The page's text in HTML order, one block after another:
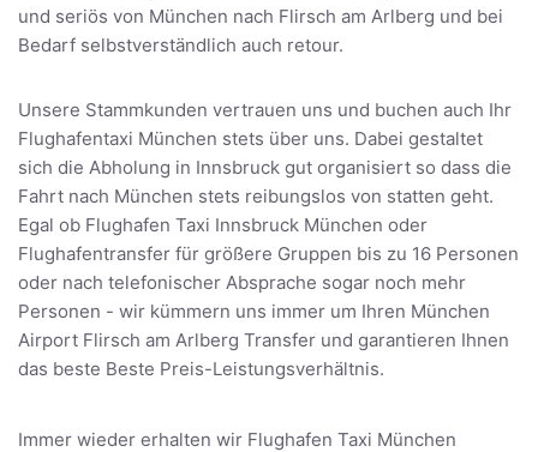
und seriös von München nach Flirsch am Arlberg und bei
Bedarf selbstverständlich auch retour.
Unsere Stammkunden vertrauen uns und buchen auch Ihr
Flughafentaxi München stets über uns. Dabei gestaltet
sich die Abholung in Innsbruck gut organisiert so dass die
Fahrt nach München stets reibungslos von statten geht.
Egal ob Flughafen Taxi Innsbruck München oder
Flughafentransfer für größere Gruppen bis zu 16 Personen
oder nach telefonischer Absprache sogar noch mehr
Personen - wir kümmern uns immer um Ihren München
Airport Flirsch am Arlberg Transfer und garantieren Ihnen
das beste Beste Preis-Leistungsverhältnis.
Immer wieder erhalten wir Flughafen Taxi München